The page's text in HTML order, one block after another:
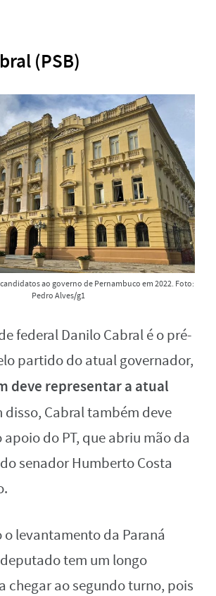
(PSB)
ao governo de Pernambuco em 2022. Foto:
Pedro Alves/g1
federal Danilo Cabral é o pré-
partido do atual governador,
deve representar a atual
disso, Cabral também deve
do PT, que abriu mão da
senador Humberto Costa
o levantamento da Paraná
tem um longo
chegar ao segundo turno, pois